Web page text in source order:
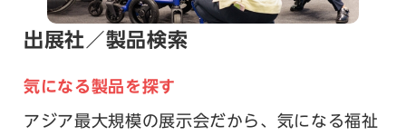
出展社／製品検索
気になる製品を探す
アジア最大規模の展示会だから、気になる福祉